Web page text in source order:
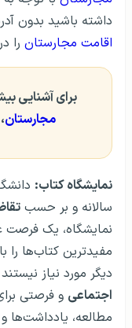
داشته باشید بدون
اقامت مجارستان را
برای آشنایی
مجارستان
نمایشگاه کتاب:
سالانه و بر حسب
نمایشگاه، یک فرصت
مفیدترین کتاب‌ها را
دیگر مورد نیاز
اجتماعی و فرصتی
مطالعه، یادداشت‌ها